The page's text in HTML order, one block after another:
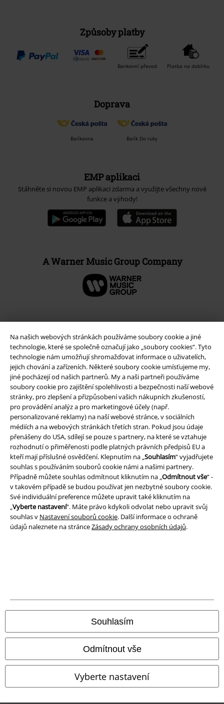
Na našich webových stránkách používáme soubory cookie a jiné
technologie, které se společně označují jako „soubory cookies“. Tyto
technologie nám umožňují shromažďovat informace o uživatelích,
jejich chování a zařízeních. Některé soubory cookie umísťujeme my,
jiné pocházejí od našich partnerů. My a naši partneři používáme
soubory cookie pro zajištění spolehlivosti a bezpečnosti naší webové
stránky, pro zlepšení a přizpůsobení vašich nákupních zkušeností,
pro provádění analýz a pro marketingové účely (např.
personalizované reklamy) na naší webové stránce, v sociálních
médiích a na webových stránkách třetích stran. Pokud jsou údaje
přenášeny do USA, sdílejí se pouze s partnery, na které se vztahuje
rozhodnutí o přiměřenosti podle platných právních předpisů EU a
kteří mají příslušné osvědčení. Klepnutím na „Souhlasím“ vyjadřujete
souhlas s používáním souborů cookie námi a našimi partnery.
Případně můžete souhlas odmítnout kliknutím na „Odmítnout vše“ -
v takovém případě se budou používat jen nezbytné soubory cookie.
Své individuální preference můžete upravit také kliknutím na
„Vyberte nastavení“. Máte právo kdykoli odvolat nebo upravit svůj
souhlas v Nastavení souborů cookie. Další informace o ochraně
údajů naleznete na stránceZásady ochrany osobních údajů.
Souhlasím
Odmítnout vše
Vyberte nastavení
Způsoby platby
Bankovní převod Platba na dobírku
Doprava
Balíkovna Balík Do ruky
EMP aplikaci
Stáhněte si novou EMP aplikaci zdarma a využijte všechny nové
funkce a výhody!
A Warner Music Group Company
Právní informace
Podmínky
Prohlášení
Ochrana osobních údajů
Likvidace odpadu a ochrana životního prostředí
Prohlášení o shodě
Naše online obchody